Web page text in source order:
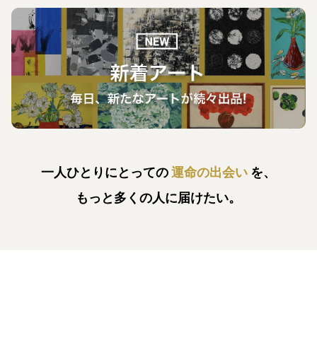
一人ひとりにとっての運命の出会い を、
もっと多くの人に届けたい。